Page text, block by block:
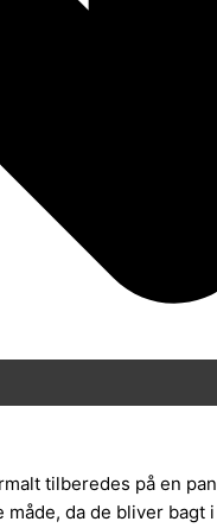
tilberedes på en
da de bliver